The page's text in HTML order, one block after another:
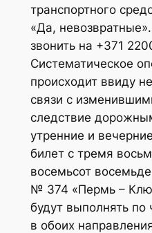
транспортного
«Да,
звонить на +371
Систематическое
происходит ввиду
связи с
следствие
утренние и
билет с тремя
восемьсот
№ 374 «Пермь –
будут выполнять
в обоих